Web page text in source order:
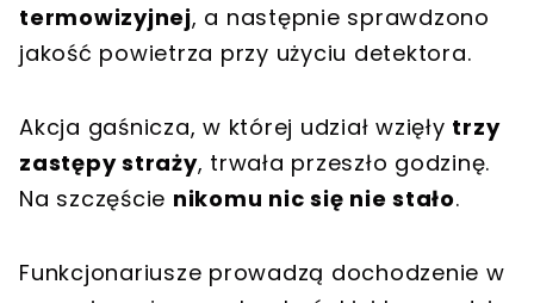
termowizyjnej, a następnie sprawdzono
jakość powietrza przy użyciu detektora.
Akcja gaśnicza, w której udział wzięły trzy
zastępy straży, trwała przeszło godzinę.
Na szczęście nikomu nic się nie stało.
Funkcjonariusze prowadzą dochodzenie w